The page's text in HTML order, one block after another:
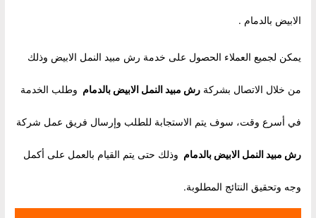
الابيض بالدمام .
يمكن لجميع العملاء الحصول على خدمة رش مبيد النمل الابيض وذلك
من خلال الاتصال بشركةرش مبيد النمل الابيض بالدمام وطلب الخدمة
في أسرع وقت، سوف يتم الاستجابة للطلب وإرسال فريق عمل شركة
رش مبيد النمل الابيض بالدمام وذلك حتى يتم القيام بالعمل على أكمل
وجه وتحقيق النتائج المطلوبة.